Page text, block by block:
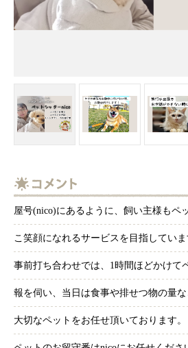
屋号(nico)にあるように、飼い主様もペ
こ笑顔になれるサービスを目指していま
事前打ち合わせでは、1時間ほどかけて
報を伺い、当日は食事や排せつ物の量
大切なペットをお任せ頂いております。